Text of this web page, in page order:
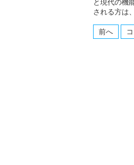
と現代の機
される方は
前へ